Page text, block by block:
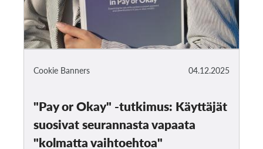
04.12.2025
Cookie Banners
"Pay or Okay" -tutkimus: Käyttäjät
suosivat seurannasta vapaata
"kolmatta vaihtoehtoa"